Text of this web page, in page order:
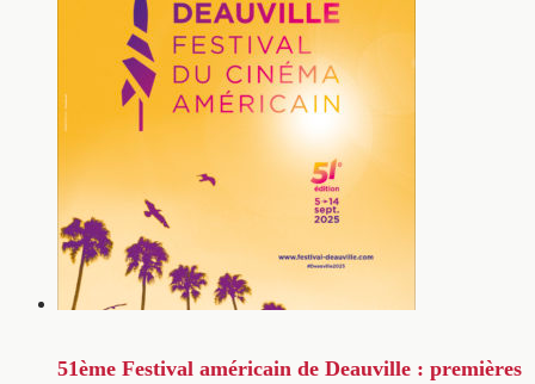
51ème Festival américain de Deauville : premières